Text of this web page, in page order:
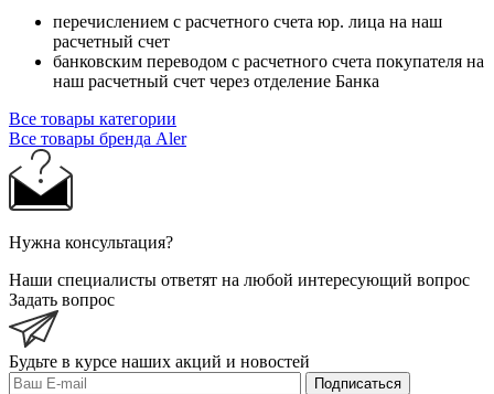
перечислением с расчетного счета юр. лица на наш
расчетный счет
банковским переводом с расчетного счета покупателя на
наш расчетный счет через отделение Банка
Все товары категории
Все товары бренда Aler
Нужна консультация?
Наши специалисты ответят на любой интересующий вопрос
Задать вопрос
Будьте в курсе наших акций и новостей
Подписаться